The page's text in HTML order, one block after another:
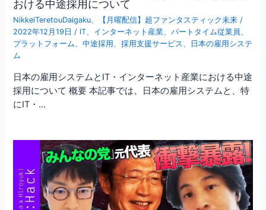
おける中途採用について
NikkeiTeretouDaigaku、 【月曜配信】超ファンタスティック未来 /
2022年12月19日 / IT、 インターネット産業、パートタイム従業員 、
プラットフォーム、中途採用 、採用支援サービス、
日本の雇用システ
ム
日本の雇用システムとIT・インターネット産業における中途
採用について 概要 本記事では、日本の雇用システムと、特
にIT・…